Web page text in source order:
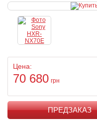
Цена:
70 680 грн